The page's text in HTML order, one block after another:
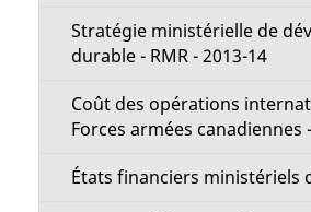
Stratégie ministérielle de
durable - RMR - 2013-14
Coût des opérations
Forces armées canadiennes
États financiers ministériels